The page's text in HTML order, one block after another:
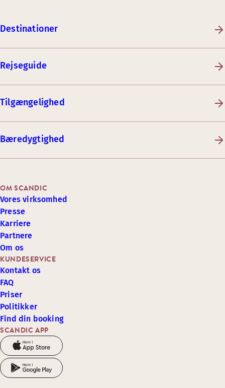
Destinationer
Rejseguide
Tilgængelighed
Bæredygtighed
SCANDIC APP
KUNDESERVICE
Kontakt os
FAQ
Priser
Politikker
Find din booking
OM SCANDIC
Vores virksomhed
Presse
Karriere
Partnere
Om os